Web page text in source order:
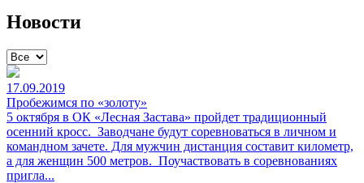
Новости
17.09.2019
Пробежимся по «золоту»
5 октября в ОК «Лесная Застава» пройдет традиционный
осенний кросс. Заводчане будут соревноваться в личном и
командном зачете. Для мужчин дистанция составит километр,
а для женщин 500 метров. Поучаствовать в соревнованиях
пригла...